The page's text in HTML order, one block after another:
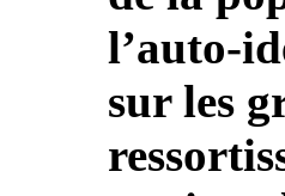
l’auto-
sur les